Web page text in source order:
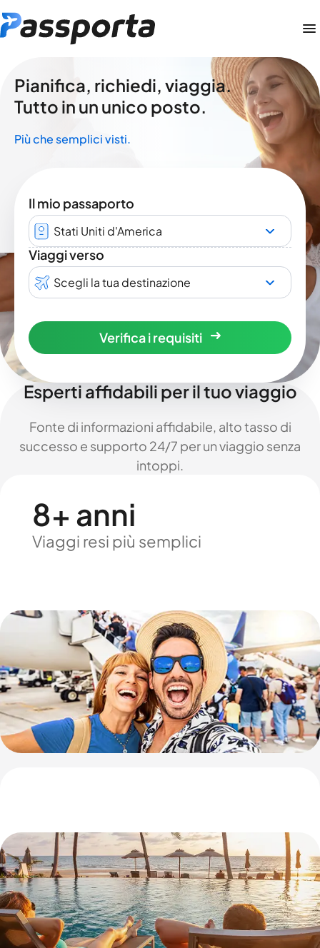
Pianifica, richiedi, viaggia.
Tutto in un unico posto.
Più che semplici visti.
Il mio passaporto
Stati Uniti d'America
Viaggi verso
Scegli la tua destinazione
Verifica i requisiti
Esperti affidabili per il tuo viaggio
Fonte di informazioni affidabile, alto tasso di
successo e supporto 24/7 per un viaggio senza
intoppi.
8+ anni
Viaggi resi più semplici